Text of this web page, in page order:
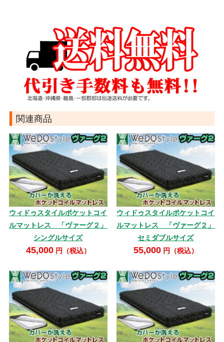
関連商品
ウィドゥスタイルポケットコイ
ルマットレス 「ヴァーグ２」
シングルサイズ
45,000円（税込）
ウィドゥスタイルポケットコイ
ルマットレス 「ヴァーグ２」
セミダブルサイズ
55,000円（税込）